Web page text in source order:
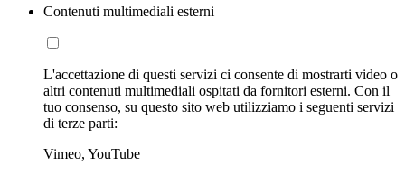
Contenuti multimediali esterni
L'accettazione di questi servizi ci consente di mostrarti video o
altri contenuti multimediali ospitati da fornitori esterni. Con il
tuo consenso, su questo sito web utilizziamo i seguenti servizi
di terze parti:
Vimeo, YouTube